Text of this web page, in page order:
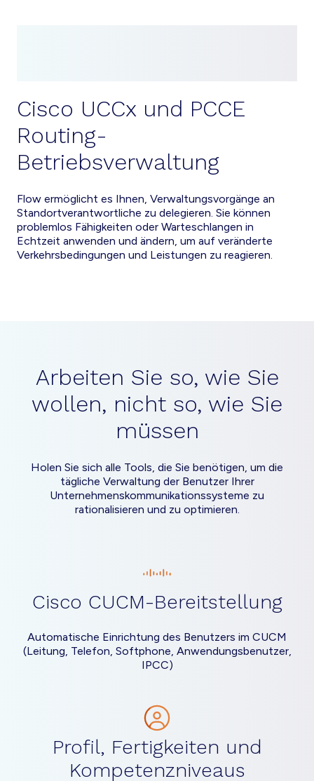
Cisco UCCx und PCCE
Routing-
Betriebsverwaltung
Flow ermöglicht es Ihnen, Verwaltungsvorgänge an
Standortverantwortliche zu delegieren. Sie können
problemlos Fähigkeiten oder Warteschlangen in
Echtzeit anwenden und ändern, um auf veränderte
Verkehrsbedingungen und Leistungen zu reagieren.
Arbeiten Sie so, wie Sie
wollen, nicht so, wie Sie
müssen
Holen Sie sich alle Tools, die Sie benötigen, um die
tägliche Verwaltung der Benutzer Ihrer
Unternehmenskommunikationssysteme zu
rationalisieren und zu optimieren.
Cisco CUCM-Bereitstellung
Automatische Einrichtung des Benutzers im CUCM
(Leitung, Telefon, Softphone, Anwendungsbenutzer,
IPCC)
Profil, Fertigkeiten und
Kompetenzniveaus